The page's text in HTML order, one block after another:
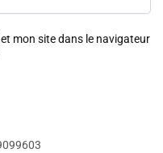
mon site dans le navigateur